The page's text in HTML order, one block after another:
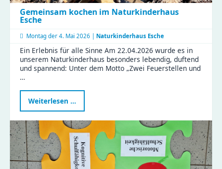
Gemeinsam kochen im Naturkinderhaus
Esche
Montag der 4. Mai 2026 | Naturkinderhaus Esche
Ein Erlebnis für alle Sinne Am 22.04.2026 wurde es in
unserem Naturkinderhaus besonders lebendig, duftend
und spannend: Unter dem Motto „Zwei Feuerstellen und
…
Weiterlesen …
kochen
im
Naturkinderhaus
Esche